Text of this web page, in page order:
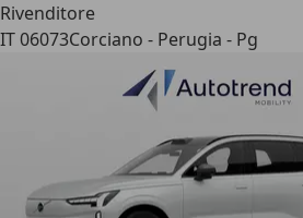
Rivenditore
IT 06073Corciano - Perugia - Pg